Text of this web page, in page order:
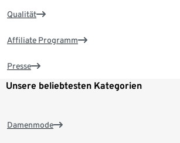
Qualität
Affiliate Programm
Presse
Unsere beliebtesten Kategorien
Damenmode